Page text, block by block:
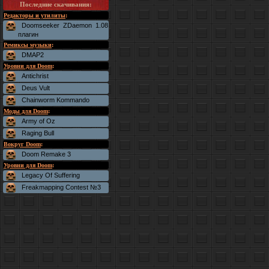
Последние скачивания:
Редакторы и утилиты:
Doomseeker ZDaemon 1.08
плагин
Ремиксы музыки:
DMAP2
Уровни для Doom:
Antichrist
Deus Vult
Chainworm Kommando
Моды для Doom:
Army of Oz
Raging Bull
Вокруг Doom:
Doom Remake 3
Уровни для Doom:
Legacy Of Suffering
Freakmapping Contest №3